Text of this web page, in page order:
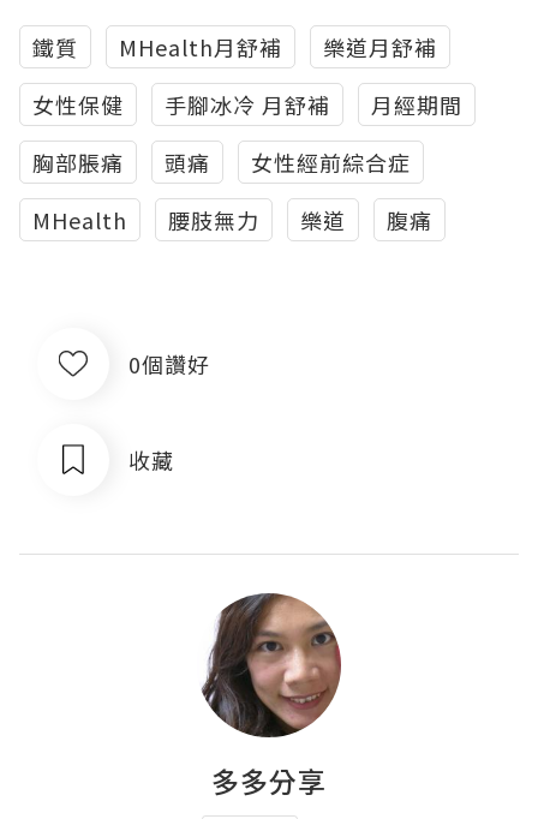
鐵質 MHealth月舒補
樂道月舒補
女性保健
手腳冰冷 月舒補
月經期間
胸部脹痛
頭痛
女性經前綜合症
MHealth
腰肢無力 樂道 腹痛
0個讚好
收藏
多多分享